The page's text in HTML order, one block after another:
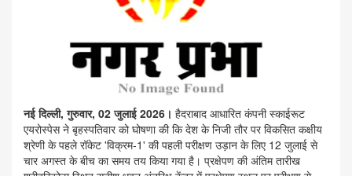
नई दिल्ली, गुरुवार, 02 जुलाई 2026। हैदराबाद आधारित कंपनी स्काईरूट
एयरोस्पेस ने बृहस्पतिवार को घोषणा की कि देश के निजी तौर पर विकसित कक्षीय
श्रेणी के पहले रॉकेट 'विक्रम-1' की पहली परीक्षण उड़ान के लिए 12 जुलाई से
चार अगस्त के बीच का समय तय किया गया है। प्रक्षेपण की अंतिम तारीख